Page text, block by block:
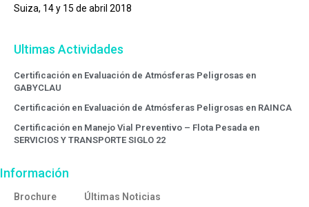
Suiza, 14 y 15 de abril 2018
Ultimas Actividades
Certificación en Evaluación de Atmósferas Peligrosas en
GABYCLAU
Certificación en Evaluación de Atmósferas Peligrosas en RAINCA
Certificación en Manejo Vial Preventivo – Flota Pesada en
SERVICIOS Y TRANSPORTE SIGLO 22
Información
Brochure Últimas Noticias